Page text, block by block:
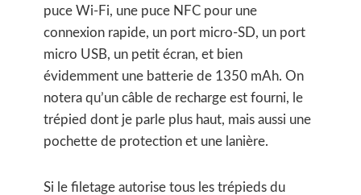
puce Wi-Fi, une puce NFC pour une
connexion rapide, un port micro-SD, un port
micro USB, un petit écran, et bien
évidemment une batterie de 1350 mAh. On
notera qu’un câble de recharge est fourni, le
trépied dont je parle plus haut, mais aussi une
pochette de protection et une lanière.
Si le filetage autorise tous les trépieds du